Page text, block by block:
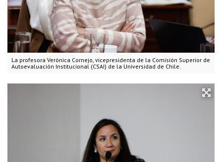
La profesora Verónica Cornejo, vicepresidenta de la Comisión Superior de
Autoevaluación Institucional (CSAI) de la Universidad de Chile.